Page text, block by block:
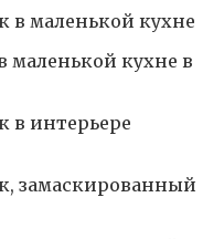
маленькой кухне в